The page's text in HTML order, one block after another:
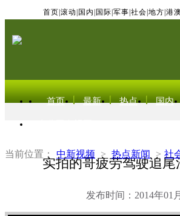
首页 滚动 国内 国际 军事 社会 地方 港澳
首页 最新 热点 国内
当前位置： 中新视频 > 热点新闻 > 社
实拍的哥疲劳驾驶追
发布时间：2014年01